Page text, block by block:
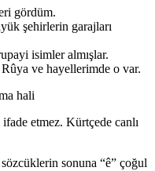
gördüm.
şehirlerin garajları
isimler almışlar.
ve hayellerimde o var.
hali
etmez. Kürtçede canlı
sonuna “ê” çoğul